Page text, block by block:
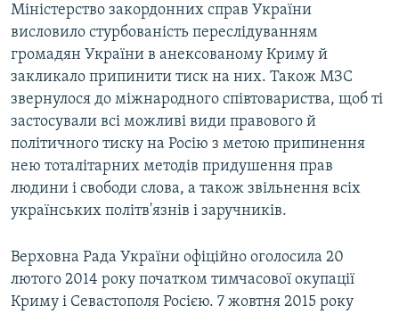
Міністерство закордонних справ України
висловило стурбованість переслідуванням
громадян України в анексованому Криму й
закликало припинити тиск на них. Також МЗС
звернулося до міжнародного співтовариства, щоб ті
застосували всі можливі види правового й
політичного тиску на Росію з метою припинення
нею тоталітарних методів придушення прав
людини і свободи слова, а також звільнення всіх
українських політв'язнів і заручників.
Верховна Рада України офіційно оголосила 20
лютого 2014 року початком тимчасової окупації
Криму і Севастополя Росією. 7 жовтня 2015 року